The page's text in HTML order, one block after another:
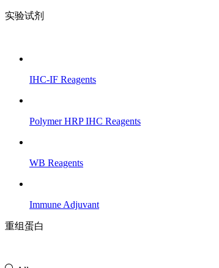
实验试剂
IHC-IF Reagents
Polymer HRP IHC Reagents
WB Reagents
Immune Adjuvant
重组蛋白